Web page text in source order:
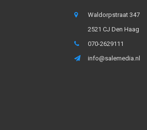
Waldorpstraat 347
2521 CJ Den Haag
070-2629111
info@salemedia.nl